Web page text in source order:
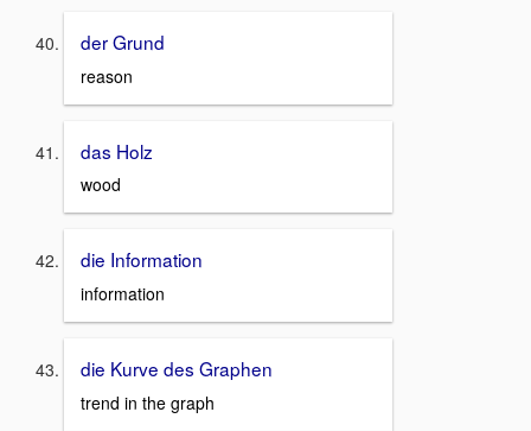
der Grund
reason
das Holz
wood
die Information
information
die Kurve des Graphen
trend in the graph